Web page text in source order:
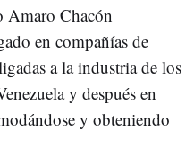
Chacón
en compañías de
a la industria de los
y después en
y obteniendo